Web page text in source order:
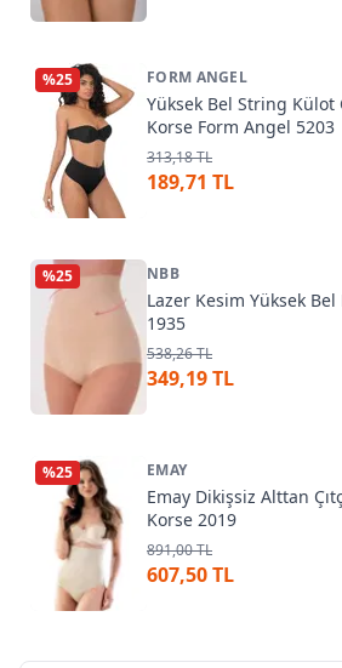
%25 FORM ANGEL
Yüksek Bel String Külot
Korse Form Angel 5203
313,18 TL
189,71 TL
%25 NBB
Lazer Kesim Yüksek
1935
538,26 TL
349,19 TL
%25 EMAY
Emay Dikişsiz Alttan
Korse 2019
891,00 TL
607,50 TL